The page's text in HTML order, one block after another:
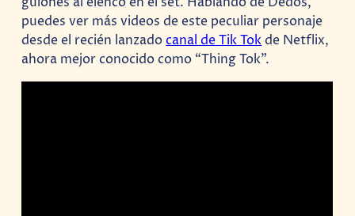
puedes ver más videos de este peculiar personaje
desde el recién lanzadocanal de Tik Tokde Netflix,
ahora mejor conocido como “Thing Tok”.